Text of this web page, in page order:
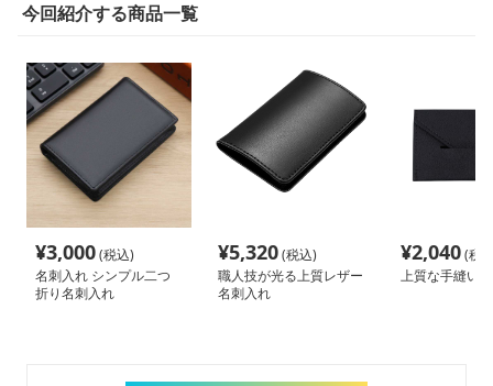
今回紹介する商品一覧
¥3,000(税込)
名刺入れ シンプル二つ
折り名刺入れ
¥5,320(税込)
職人技が光る上質レザー
名刺入れ
¥2,040(税
上質な手縫い